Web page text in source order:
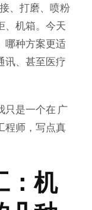
、打磨、喷粉
、机箱。今天
哪种方案更适
讯、甚至医疗
只是一个在 广
程师，写点真
：机